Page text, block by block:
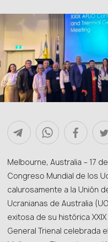
Melbourne, Australia – 17
Congreso Mundial de los
calurosamente a la Unión
Ucranianas de Australia
exitosa de su histórica
General Trienal celebrada